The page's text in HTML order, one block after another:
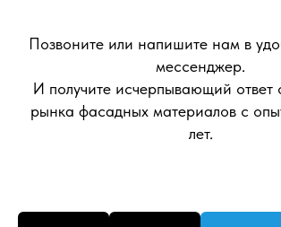
Позвоните или напишите нам в
мессенджер.
И получите исчерпывающий ответ
рынка фасадных материалов с
лет.